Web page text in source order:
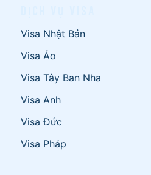
Visa Nhật Bản
Visa Áo
Visa Tây Ban Nha
Visa Anh
Visa Đức
Visa Pháp